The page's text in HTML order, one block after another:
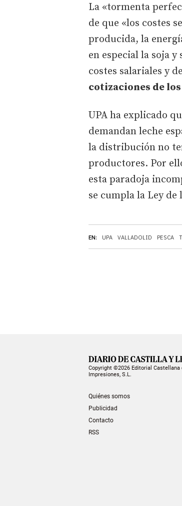
EN: UPA VALLADOLID PESCA
La «tormenta
de que «los costes
producida, la
en especial la soja
costes salariales y
cotizaciones de los
UPA ha explicado
demandan leche
la distribución no
productores. Por
esta paradoja
se cumpla la Ley de
Copyright ©2026 Editorial Castellana
Impresiones, S.L.
Quiénes somos
Publicidad
Contacto
RSS